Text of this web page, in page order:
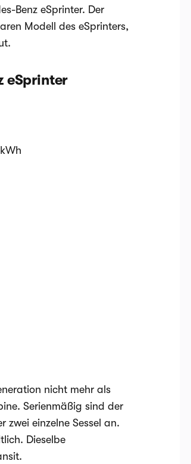
Benz eSprinter. Der
Modell des eSprinters,
eSprinter
nicht mehr als
Serienmäßig sind der
zwei einzelne Sessel an.
Dieselbe